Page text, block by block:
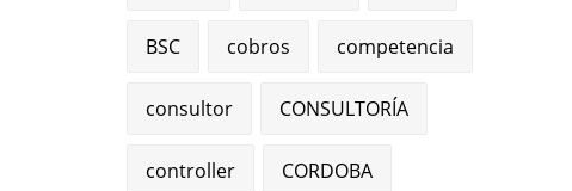
BSC cobros competencia
consultor CONSULTORÍA
controller CORDOBA